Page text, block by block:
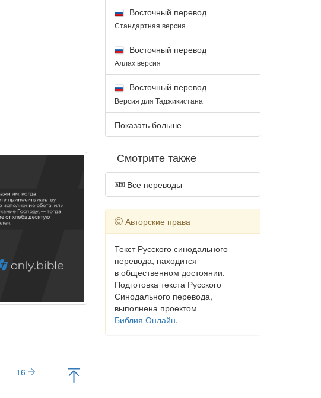
16
Восточный перевод
Стандартная версия
Восточный перевод
Аллах версия
Восточный перевод
Версия для Таджикистана
Показать больше
Смотрите также
Все переводы
Авторские права
Текст Русского синодального
перевода, находится
в общественном достоянии.
Подготовка текста Русского
Синодального перевода,
выполнена проектом
Библия Онлайн.